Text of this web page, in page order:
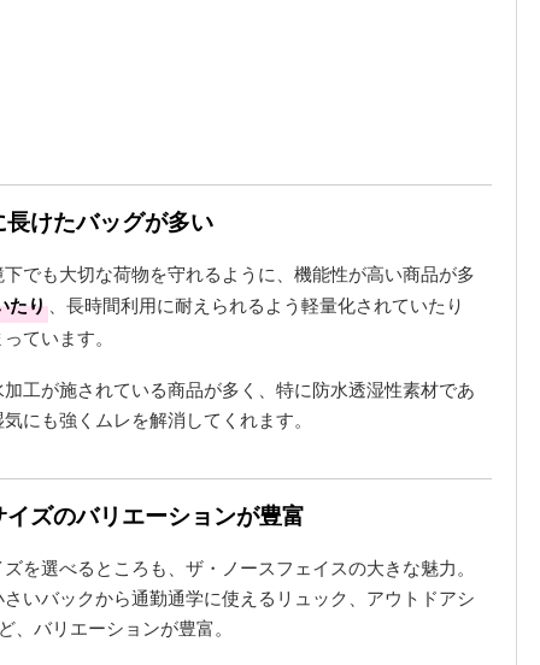
けたバッグが多い
でも大切な荷物を守れるように、機能性が高い商品が多
たり 、長時間利用に耐えられるよう軽量化されていたり
ています。
工が施されている商品が多く、特に防水透湿性素材であ
にも強くムレを解消してくれます。
ズのバリエーションが豊富
を選べるところも、ザ・ノースフェイスの大きな魅力。
いバックから通勤通学に使えるリュック、アウトドアシ
バリエーションが豊富。